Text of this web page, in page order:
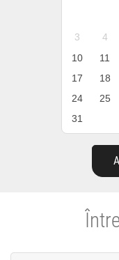
3
4
10
11
17
18
24
25
31